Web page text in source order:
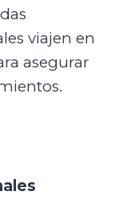
viajen en
asegurar